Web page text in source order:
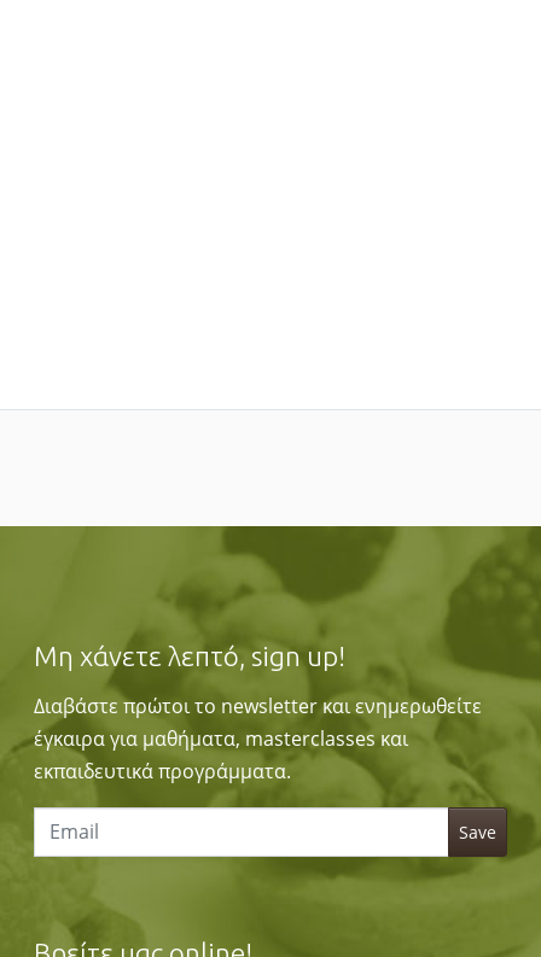
Μη χάνετε λεπτό, sign up!
Διαβάστε πρώτοι το newsletter και ενημερωθείτε
έγκαιρα για μαθήματα, masterclasses και
εκπαιδευτικά προγράμματα.